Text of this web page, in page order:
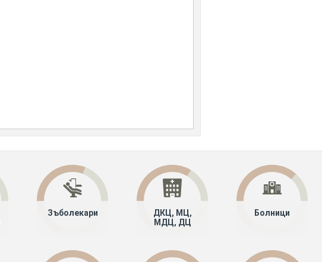
Зъболекари
ДКЦ, МЦ,
МДЦ, ДЦ
Болници